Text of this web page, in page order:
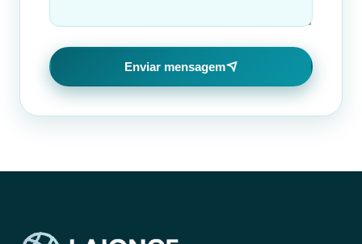
Enviar mensagem